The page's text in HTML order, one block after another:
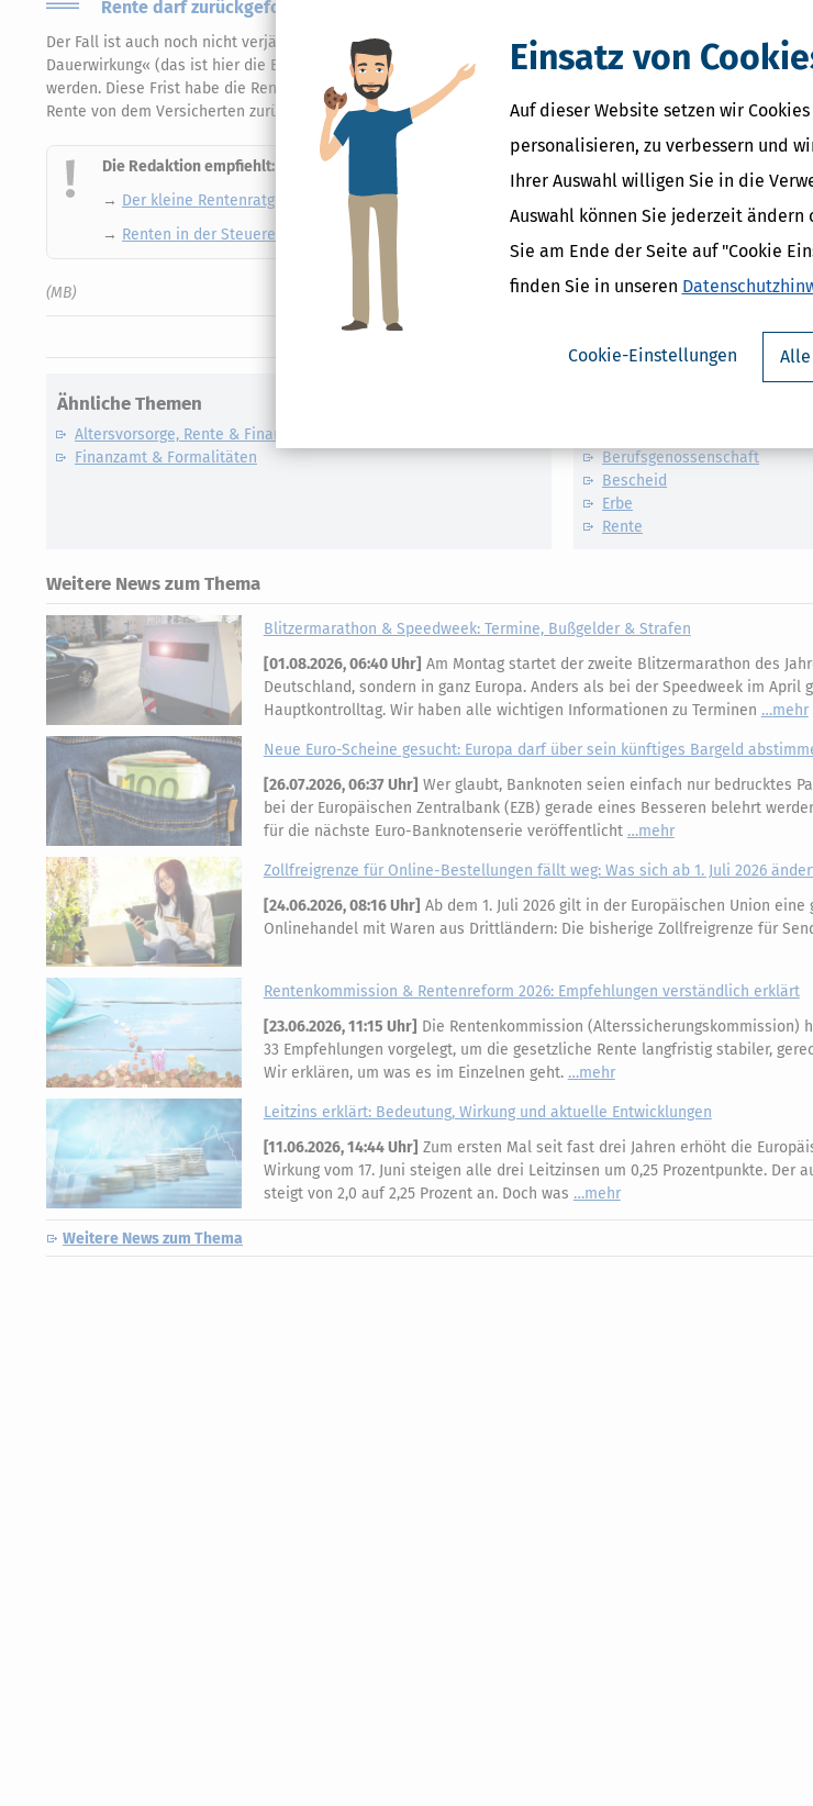
Einsatz von
Auf dieser Website setzen wir
personalisieren, zu verbessern und
Ihrer Auswahl willigen Sie in die
Auswahl können Sie jederzeit
Sie am Ende der Seite auf "Cookie
finden Sie in unseren
Cookie-Einstellungen
Rente darf zurückgefordert werden
Der Fall ist auch noch nicht verjährt: Bei grober Fahrlässigkeit, so das Gericht, könne ein »rechtswidriger
Dauerwirkung« (das ist hier die Bewilligung der Rente) jedenfalls bis zum Ablauf von zehn Jahren nach seiner
werden. Diese Frist habe die Rentenversicherung beachtet. Damit habe sie den Bewilligungsbescheid
Rente von dem Versicherten zurückfordern können (LSG Hessen, Urteil vom 20.3.2024, Az. L 5 R 121/23)
Die Redaktion empfiehlt:
→ Der kleine Rentenratgeber
- Alles, was Sie zur Rente wissen müssen
→ Renten in der Steuererklärung - Korrekt gemacht und Geld gespart
(MB)
Ähnliche Themen
Altersvorsorge, Rente & Finanzen
Finanzamt & Formalitäten
Berufsgenossenschaft
Bescheid
Erbe
Rente
Weitere News zum Thema
Blitzermarathon & Speedweek: Termine, Bußgelder & Strafen
[01.08.2026, 06:40 Uhr] Am Montag startet der zweite Blitzermarathon des
Deutschland, sondern in ganz Europa. Anders als bei der Speedweek im April
Hauptkontrolltag. Wir haben alle wichtigen Informationen zu Terminen
mehr
Neue Euro-Scheine gesucht: Europa darf über sein künftiges Bargeld
[26.07.2026, 06:37 Uhr] Wer glaubt, Banknoten seien einfach nur bedrucktes
bei der Europäischen Zentralbank (EZB) gerade eines Besseren belehrt
für die nächste Euro-Banknotenserie veröffentlicht
mehr
Zollfreigrenze für Online-Bestellungen fällt weg: Was sich ab 1. Juli 2026
[24.06.2026, 08:16 Uhr] Ab dem 1. Juli 2026 gilt in der Europäischen Union
Onlinehandel mit Waren aus Drittländern: Die bisherige Zollfreigrenze für
Rentenkommission & Rentenreform 2026: Empfehlungen verständlich erklärt
[23.06.2026, 11:15 Uhr] Die Rentenkommission (Alterssicherungskommission)
33 Empfehlungen vorgelegt, um die gesetzliche Rente langfristig stabiler,
Wir erklären, um was es im Einzelnen geht.
mehr
Leitzins erklärt: Bedeutung, Wirkung und aktuelle Entwicklungen
[11.06.2026, 14:44 Uhr] Zum ersten Mal seit fast drei Jahren erhöht die
Wirkung vom 17. Juni steigen alle drei Leitzinsen um 0,25 Prozentpunkte. Der
steigt von 2,0 auf 2,25 Prozent an. Doch was
mehr
Weitere News zum Thema